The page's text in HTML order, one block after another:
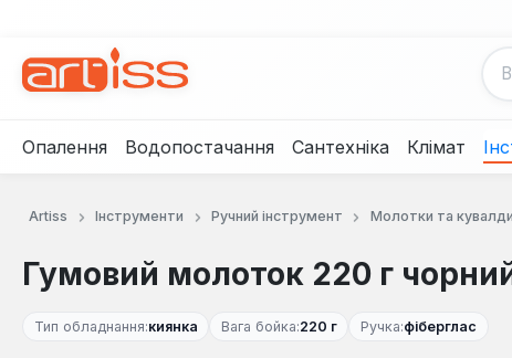
Опалення Водопостачання Сантехніка Клімат
Artiss Інструменти Ручний інструмент Молотки та кувалди
Гумовий молоток 220 г
Тип обладнання:киянка Вага бойка:220 г Ручка:фіберглас